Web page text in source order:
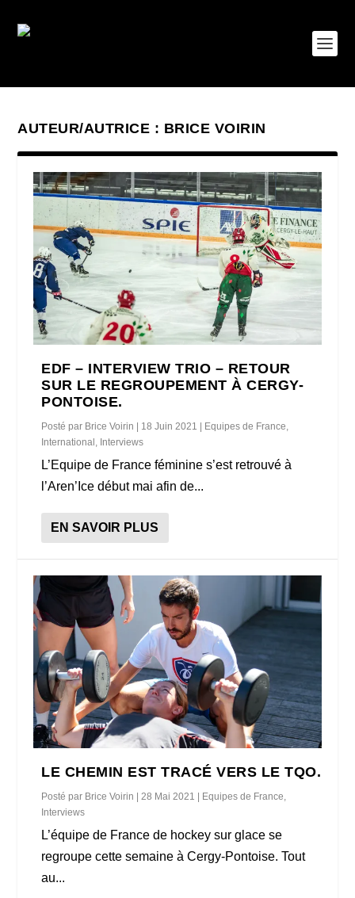
AUTEUR/AUTRICE : BRICE VOIRIN
EDF – INTERVIEW TRIO – RETOUR
SUR LE REGROUPEMENT À CERGY-
PONTOISE.
Posté par Brice Voirin | 18 Juin 2021 | Equipes de France
International Interviews
L’Equipe de France féminine s’est retrouvé à
l’Aren’Ice début mai afin de...
EN SAVOIR PLUS
LE CHEMIN EST TRACÉ VERS LE TQO.
Posté par Brice Voirin | 28 Mai 2021 | Equipes de France
Interviews
L’équipe de France de hockey sur glace se
regroupe cette semaine à Cergy-Pontoise. Tout
au...